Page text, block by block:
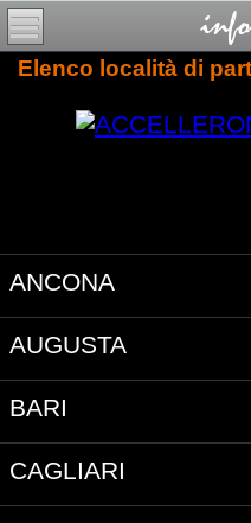
Elenco località di
ANCONA
AUGUSTA
BARI
CAGLIARI